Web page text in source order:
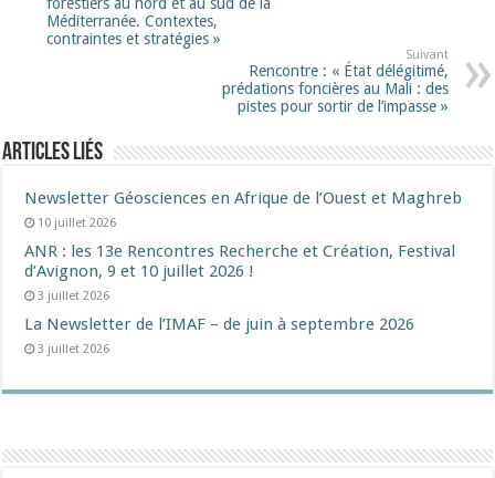
Méditerranée. Contextes,
contraintes et stratégies »
Suivant
Rencontre : « État délégitimé,
prédations foncières au Mali : des
pistes pour sortir de l’impasse »
Articles liés
Newsletter Géosciences en Afrique de l’Ouest et Maghreb
10 juillet 2026
ANR : les 13e Rencontres Recherche et Création, Festival
d’Avignon, 9 et 10 juillet 2026 !
3 juillet 2026
La Newsletter de l’IMAF – de juin à septembre 2026
3 juillet 2026